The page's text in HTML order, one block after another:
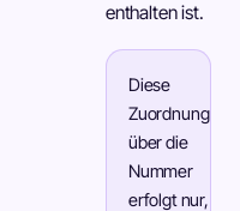
enthalten ist.
Diese
Zuordnung
über die
Nummer
erfolgt nur,